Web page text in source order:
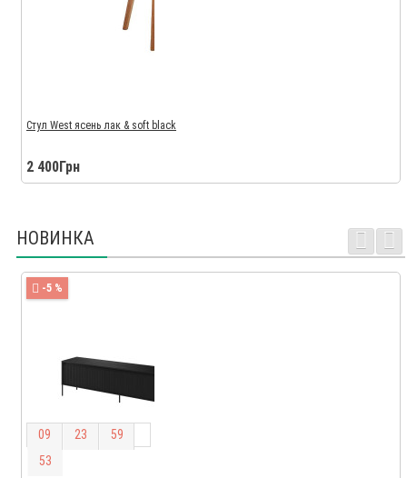
Стул West ясень лак & soft black
2 400Грн
НОВИНКА
-5 %
09 23 59
52